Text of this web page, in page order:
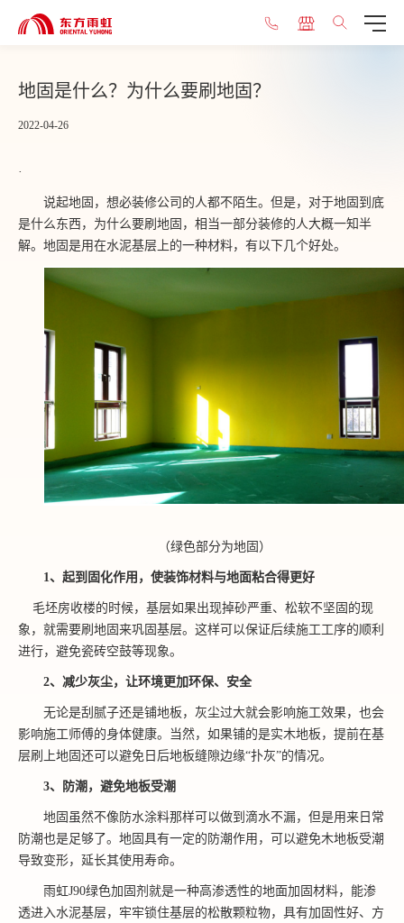
地固是什么？为什么要刷地固？
2022-04-26
·
说起地固，想必装修公司的人都不陌生。但是，对于地固到底
是什么东西，为什么要刷地固，相当一部分装修的人大概一知半
解。地固是用在水泥基层上的一种材料，有以下几个好处。
（绿色部分为地固）
1、 起到固化作用，使装饰材料与地面粘合得更好
毛坯房收楼的时候，基层如果出现掉砂严重、松软不坚固的现
象，就需要刷地固来巩固基层。这样可以保证后续施工工序的顺利
进行，避免瓷砖空鼓等现象。
2、 减少灰尘，让环境更加环保、安全
无论是刮腻子还是铺地板，灰尘过大就会影响施工效果，也会
影响施工师傅的身体健康。当然，如果铺的是实木地板，提前在基
层刷上地固还可以避免日后地板缝隙边缘“扑灰”的情况。
3、 防潮，避免地板受潮
地固虽然不像防水涂料那样可以做到滴水不漏，但是用来日常
防潮也是足够了。地固具有一定的防潮作用，可以避免木地板受潮
导致变形，延长其使用寿命。
雨虹J90绿色加固剂就是一种高渗透性的地面加固材料，能渗
透进入水泥基层，牢牢锁住基层的松散颗粒物，具有加固性好、方